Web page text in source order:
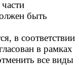
быть
в соответствии
в рамках
все виды